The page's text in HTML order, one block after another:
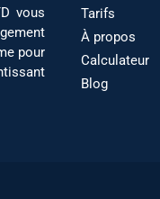
vous
pour
Tarifs
À propos
Calculateur
Blog